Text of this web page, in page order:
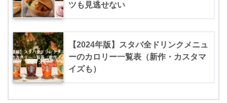
ツも見逃せない
【2024年版】スタバ全ドリンクメニュ
ーのカロリー一覧表（新作・カスタマ
イズも）